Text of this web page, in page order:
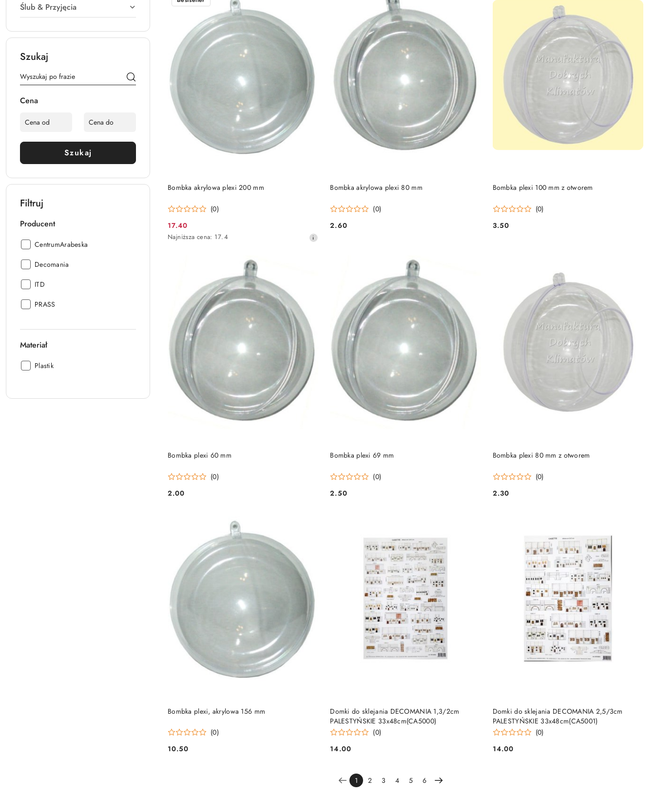
Ślub & Przyjęcia
Szukaj
Cena
Szukaj
Filtruj
Producent
Producent:
CentrumArabeska
Producent:
Decomania
Producent:
ITD
Producent:
PRASS
Materiał
Materiał:
Plastik
dni
dni
Bombka akrylowa plexi 200 mm
(0)
Cena
promocyjna:
17.40
Najniższa
Najniższa cena: 17.4
DO KOSZYKA Bombka akrylowa plexi 80 mm
(0)
Cena:
2.60
DO KOSZYKA Bombka plexi 100 mm z otworem
(0)
Cena:
3.50
DO KOSZYKA
Bombka plexi 60 mm
(0)
Cena:
2.00
Bombka plexi 69 mm
(0)
Cena:
2.50
Bombka plexi 80 mm z otworem
(0)
Cena:
2.30
DO KOSZYKA
Bombka plexi, akrylowa 156 mm
(0)
Cena:
10.50
DO KOSZYKA
Domki do sklejania DECOMANIA 1,3/2cm
PALESTYŃSKIE 33x48cm(CA5000)
(0)
Cena:
14.00
DO KOSZYKA
Domki do sklejania DECOMANIA 2,5/3cm
PALESTYŃSKIE 33x48cm(CA5001)
(0)
Cena:
14.00
DO KOSZYKA
1 2 3 4 5 6